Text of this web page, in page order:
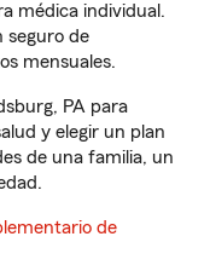
médica individual.
seguro de
mensuales.
PA para
y elegir un plan
de una familia, un
de